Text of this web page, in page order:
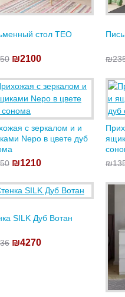
стол TEO
₪2100
с зеркалом и и
Nepo в цвете дуб
₪1210
SILK Дуб Вотан
₪4270